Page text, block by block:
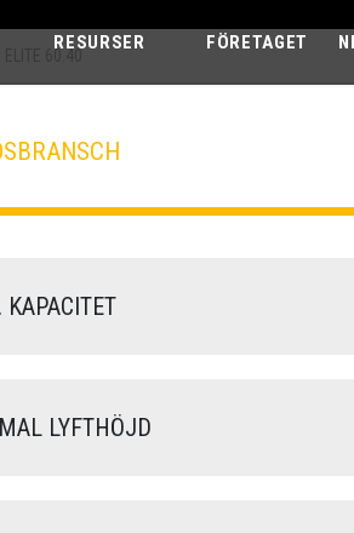
RESURSER FÖRETAGET
KAPACITET
LYFTHÖJD